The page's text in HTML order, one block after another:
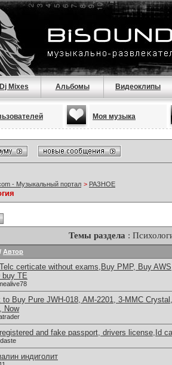
Dj Mixes Альбомы Видеоклипы
Моя музыка
- Музыкальный портал > РАЗНОЕ
Темы раздела :
/ Автор
certicate without exams,Buy PMP, Buy
buy TE
to Buy Pure JWH-018, AM-2201, 3-MMC
Now
and fake passport, drivers license,Id
индиголит